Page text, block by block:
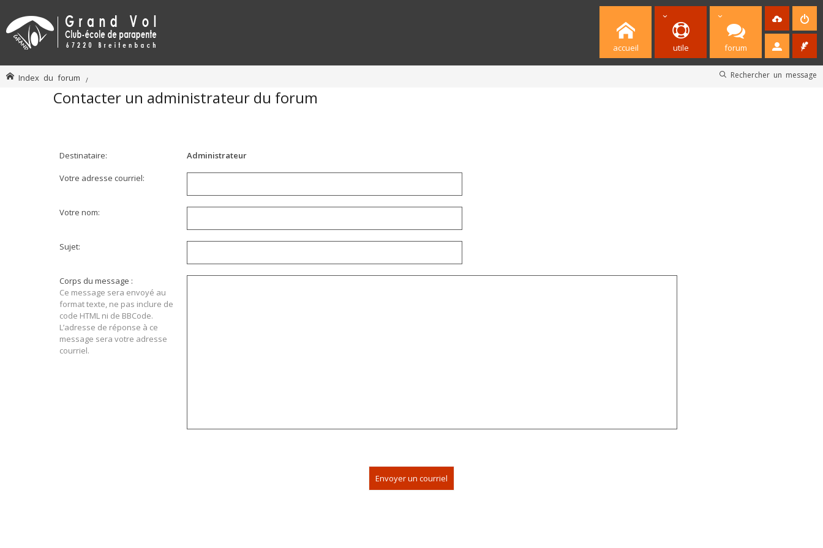
accueil utile forum
Rechercher un message
Index du forum
Contacter un administrateur du forum
Destinataire: Administrateur
Votre adresse courriel:
Votre nom:
Sujet:
Corps du message :
Ce message sera envoyé au
format texte, ne pas inclure de
code HTML ni de BBCode.
L’adresse de réponse à ce
message sera votre adresse
courriel.